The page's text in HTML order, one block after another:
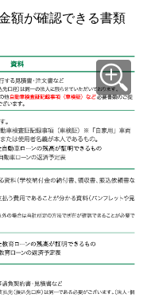
額が確認できる書類